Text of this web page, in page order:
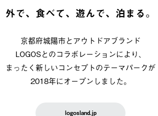
外で、食べて、遊んで、泊まる。
京都府城陽市とアウトドアブランド
LOGOSとのコラボレーションにより、
まったく新しいコンセプトのテーマパークが
2018年にオープンしました。
logosland.jp